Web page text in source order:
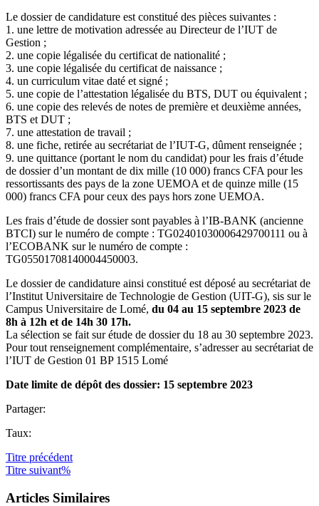
Le dossier de candidature est constitué des pièces suivantes :
1. une lettre de motivation adressée au Directeur de l’IUT de
Gestion ;
2. une copie légalisée du certificat de nationalité ;
3. une copie légalisée du certificat de naissance ;
4. un curriculum vitae daté et signé ;
5. une copie de l’attestation légalisée du BTS, DUT ou équivalent ;
6. une copie des relevés de notes de première et deuxième années,
BTS et DUT ;
7. une attestation de travail ;
8. une fiche, retirée au secrétariat de l’IUT-G, dûment renseignée ;
9. une quittance (portant le nom du candidat) pour les frais d’étude
de dossier d’un montant de dix mille (10 000) francs CFA pour les
ressortissants des pays de la zone UEMOA et de quinze mille (15
000) francs CFA pour ceux des pays hors zone UEMOA.
Les frais d’étude de dossier sont payables à l’IB-BANK (ancienne
BTCI) sur le numéro de compte : TG02401030006429700111 ou à
l’ECOBANK sur le numéro de compte :
TG05501708140004450003.
Le dossier de candidature ainsi constitué est déposé au secrétariat de
l’Institut Universitaire de Technologie de Gestion (UIT-G), sis sur le
Campus Universitaire de Lomé, du 04 au 15 septembre 2023 de
8h à 12h et de 14h 30 17h.
La sélection se fait sur étude de dossier du 18 au 30 septembre 2023.
Pour tout renseignement complémentaire, s’adresser au secrétariat de
l’IUT de Gestion 01 BP 1515 Lomé
Date limite de dépôt des dossier: 15 septembre 2023
Partager:
Taux:
Titre précédent
Titre suivant%
Articles Similaires